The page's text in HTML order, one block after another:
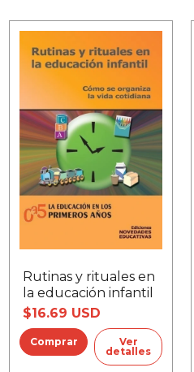
Rutinas y rituales en
la educación infantil
$16.69 USD
Ver
detalles